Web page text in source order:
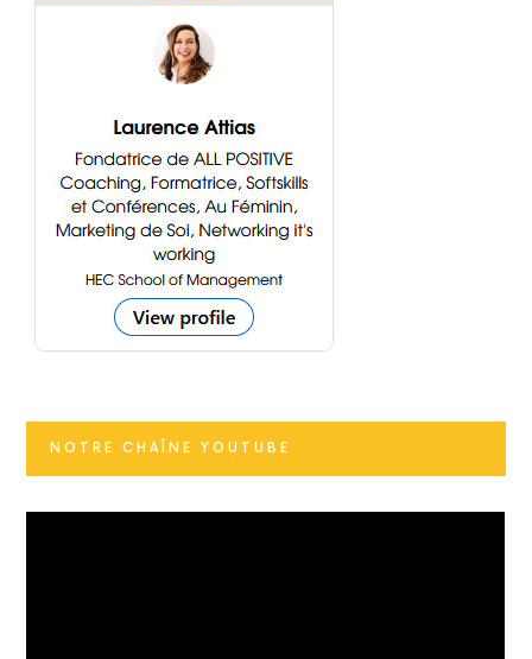
NOTRE CHAÎNE YOUTUBE